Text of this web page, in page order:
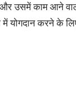
उसमें काम आने
योगदान करने के